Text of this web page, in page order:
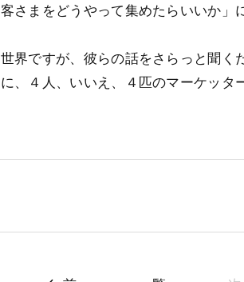
さまをどうやって集めたらいいか」
界ですが、彼らの話をさらっと聞く
、４人、いいえ、４匹のマーケッタ